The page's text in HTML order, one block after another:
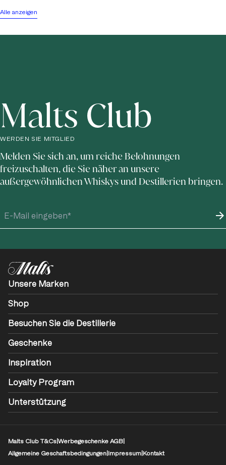
Alle anzeigen
Malts Club
WERDEN SIE MITGLIED
Melden Sie sich an, um reiche Belohnungen
freizuschalten, die Sie näher an unsere
außergewöhnlichen Whiskys und Destillerien bringen.
Unsere Marken
Shop
Besuchen Sie die Destillerie
Geschenke
Inspiration
Loyalty Program
Unterstützung
Malts Club T&CsWerbegeschenke AGB
Allgemeine Geschaftsbedingungen Impressum Kontakt